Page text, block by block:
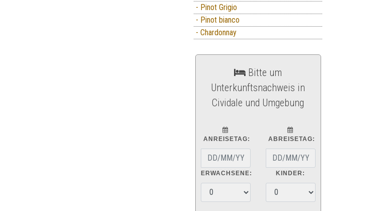
- Pinot Grigio
- Pinot bianco
- Chardonnay
Bitte um
Unterkunftsnachweis in
Cividale und Umgebung
ANREISETAG: ABREISETAG:
ERWACHSENE: KINDER: